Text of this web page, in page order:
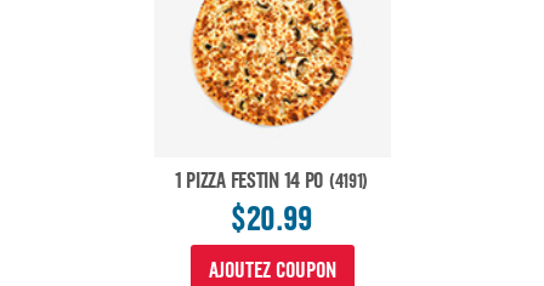
1 PIZZA FESTIN 14 PO (4191)
$20.99
AJOUTEZ COUPON